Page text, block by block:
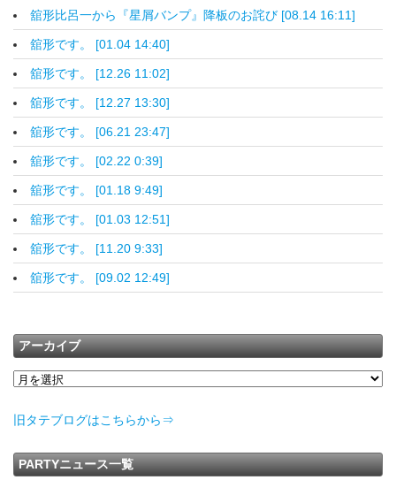
舘形比呂一から『星屑バンプ』降板のお詫び [08.14 16:11]
舘形です。 [01.04 14:40]
舘形です。 [12.26 11:02]
舘形です。 [12.27 13:30]
舘形です。 [06.21 23:47]
舘形です。 [02.22 0:39]
舘形です。 [01.18 9:49]
舘形です。 [01.03 12:51]
舘形です。 [11.20 9:33]
舘形です。 [09.02 12:49]
アーカイブ
旧タテブログはこちらから⇒
PARTYニュース一覧